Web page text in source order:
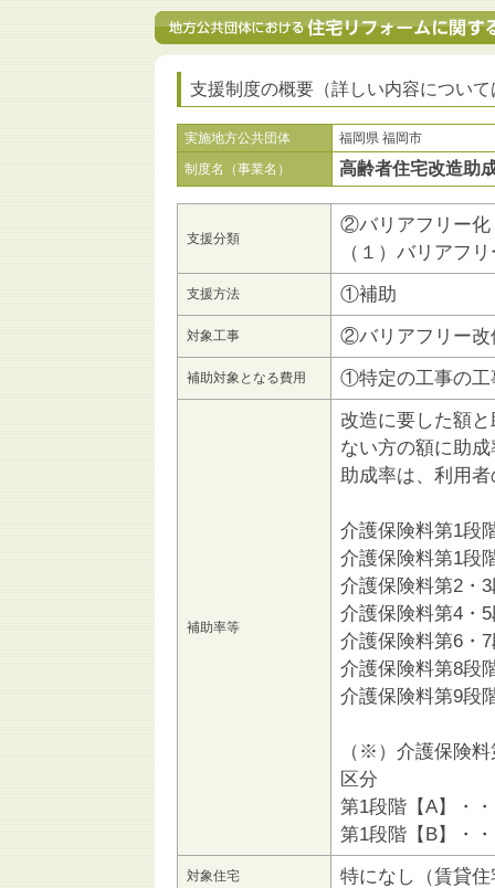
支援制度の概要（詳しい内容につい
実施地方公共団体
福岡県 福岡市
制度名（事業名）
高齢者住宅改造助
支援分類
②バリアフリー化
（１）バリアフ
支援方法 ①補助
対象工事 ②バリアフリー改
補助対象となる費用 ①特定の工事の工
補助率等
改造に要した額
ない方の額に助
助成率は、利用
介護保険料第1段
介護保険料第1段
介護保険料第2・
介護保険料第4・
介護保険料第6・
介護保険料第8段
介護保険料第9段
（※）介護保険
区分
第1段階【A】・
第1段階【B】・
対象住宅 特になし（賃貸